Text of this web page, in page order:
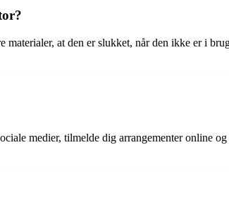
at den er slukket, når den ikke er i
medier, tilmelde dig arrangementer online